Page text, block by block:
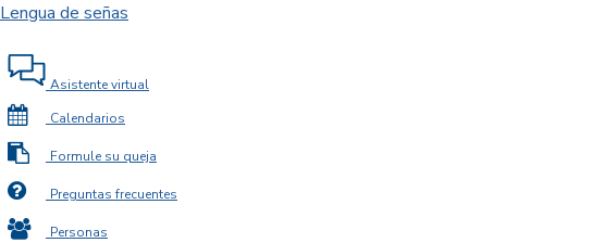
Lengua de señas
Asistente virtual
Calendarios
Formule su queja
Preguntas frecuentes
Personas